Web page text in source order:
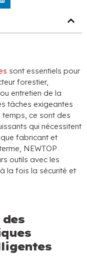
sont essentiels pour
forestier,
entretien de la
tâches exigeantes
temps, ce sont des
qui nécessitent
fabricant et
NEWTOP
outils avec les
la fois la sécurité et